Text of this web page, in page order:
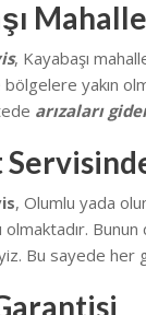
, Kayabaşı
yakın
arızaları
, Olumlu yada
olmaktadır.
Bu sayede her